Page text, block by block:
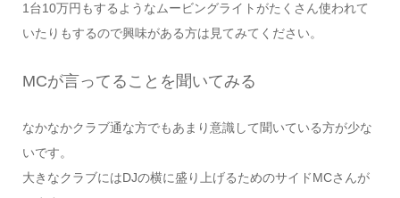
1台10万円もするようなムービングライトがたくさん使われて
いたりもするので興味がある方は見てみてください。
MCが言ってることを聞いてみる
なかなかクラブ通な方でもあまり意識して聞いている方が少な
いです。
大きなクラブにはDJの横に盛り上げるためのサイドMCさんが